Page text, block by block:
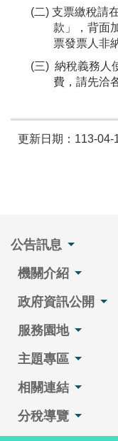
(二) 支票繳稅請
款」，背面
票發票人非
(三) 納稅義務人
費，請先洽
更新日期：113-04-
公告訊息
機關介紹
政府資訊公開
服務園地
主題專區
相關連結
分稅導覽